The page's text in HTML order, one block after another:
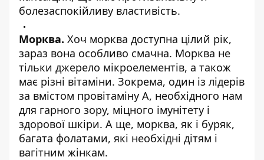
болезаспокійливу властивість.
Морква. Хоч морква доступна цілий рік,
зараз вона особливо смачна. Морква не
тільки джерело мікроелементів, а також
має різні вітаміни. Зокрема, один із лідерів
за вмістом провітаміну А, необхідного нам
для гарного зору, міцного імунітету і
здорової шкіри. А ще, морква, як і буряк,
багата фолатами, які необхідні дітям і
вагітним жінкам.